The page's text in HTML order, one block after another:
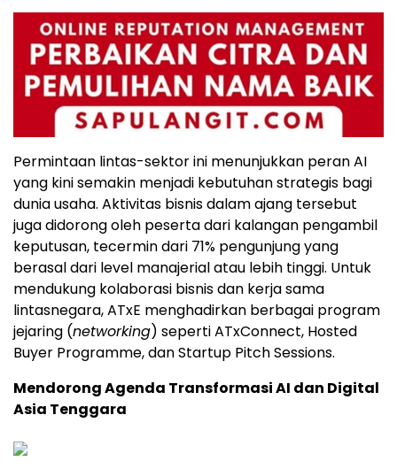
Permintaan lintas-sektor ini menunjukkan peran AI
yang kini semakin menjadi kebutuhan strategis bagi
dunia usaha. Aktivitas bisnis dalam ajang tersebut
juga didorong oleh peserta dari kalangan pengambil
keputusan, tecermin dari 71% pengunjung yang
berasal dari level manajerial atau lebih tinggi. Untuk
mendukung kolaborasi bisnis dan kerja sama
lintasnegara, ATxE menghadirkan berbagai program
jejaring (networking) seperti ATxConnect, Hosted
Buyer Programme, dan Startup Pitch Sessions.
Mendorong Agenda Transformasi AI dan Digital
Asia Tenggara